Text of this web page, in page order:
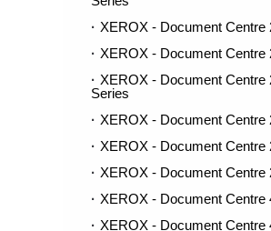
XEROX - Document Centre
XEROX - Document Centre
XEROX - Document Centre
Series
XEROX - Document Centre
XEROX - Document Centre
XEROX - Document Centre
XEROX - Document Centre
XEROX - Document Centre